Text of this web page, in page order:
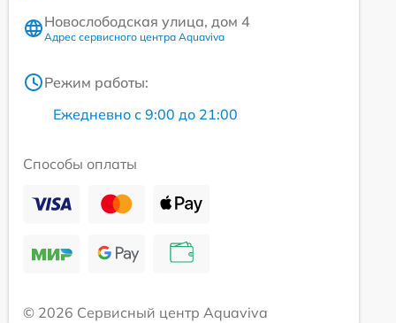
Новослободская улица, дом 4
Адрес сервисного центра Aquaviva
Режим работы:
Ежедневно с 9:00 до 21:00
Способы оплаты
© 2026 Сервисный центр Aquaviva